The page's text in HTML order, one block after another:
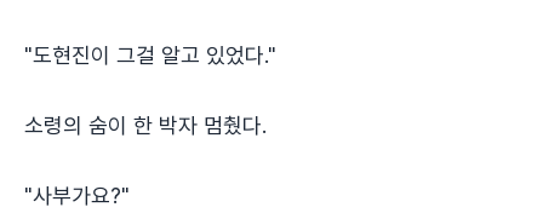
"도현진이 그걸 알고 있었다."
소령의 숨이 한 박자 멈췄다.
"사부가요?"